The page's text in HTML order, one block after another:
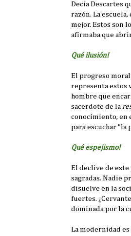
Decía Descartes
razón. La
mejor. Estos son
afirmaba que
Qué ilusión!
El progreso
representa estos
hombre que
sacerdote de la
conocimiento, en
para escuchar "la
Qué espejismo!
El declive de
sagradas. Nadie
disuelve en la
fuertes.
dominada por la
La modernidad